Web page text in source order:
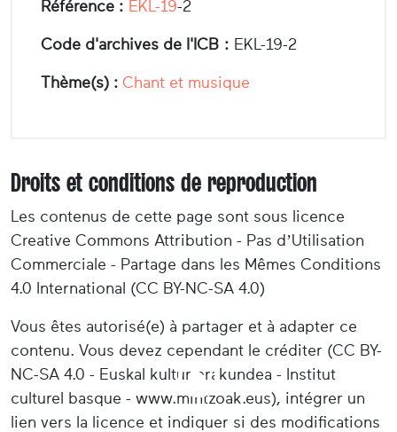
Référence : EKL-19-2
Code d'archives de l'ICB : EKL-19-2
Thème(s) : Chant et musique
Droits et conditions de reproduction
Les contenus de cette page sont sous licence
Creative Commons Attribution - Pas d’Utilisation
Commerciale - Partage dans les Mêmes Conditions
4.0 International (CC BY-NC-SA 4.0)
Vous êtes autorisé(e) à partager et à adapter ce
contenu. Vous devez cependant le créditer (CC BY-
NC-SA 4.0 - Euskal kultur erakundea - Institut
culturel basque - www.mintzoak.eus), intégrer un
lien vers la licence et indiquer si des modifications